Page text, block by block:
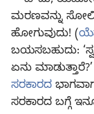
ಮರಣವನ್ನು
ಹೋಗುವುದು! (
ಬಯಸಬಹುದು:
ಏನು
ಸರಕಾರದ
ಸರಕಾರದ ಬಗ್ಗೆ